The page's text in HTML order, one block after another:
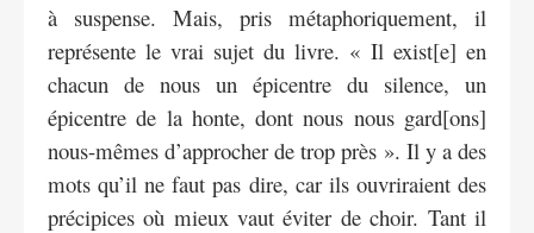
à suspense. Mais, pris métaphoriquement, il
représente le vrai sujet du livre. « Il exist[e] en
chacun de nous un épicentre du silence, un
épicentre de la honte, dont nous nous gard[ons]
nous-mêmes d’approcher de trop près ». Il y a des
mots qu’il ne faut pas dire, car ils ouvriraient des
précipices où mieux vaut éviter de choir. Tant il